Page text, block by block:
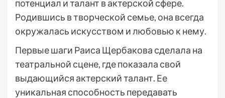
потенциал и талант в актерской сфере.
Родившись в творческой семье, она всегда
окружалась искусством и любовью к нему.
Первые шаги Раиса Щербакова сделала на
театральной сцене, где показала свой
выдающийся актерский талант. Ее
уникальная способность передавать